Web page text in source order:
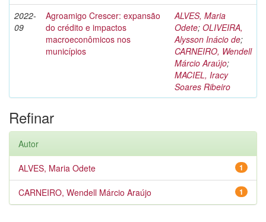
2022-
09
Agroamigo Crescer: expansão
do crédito e impactos
macroeconômicos nos
municípios
ALVES, Maria
Odete; OLIVEIRA,
Alysson Inácio de;
CARNEIRO, Wendell
Márcio Araújo;
MACIEL, Iracy
Soares Ribeiro
Refinar
Autor
1
ALVES, Maria Odete
1
CARNEIRO, Wendell Márcio Araújo